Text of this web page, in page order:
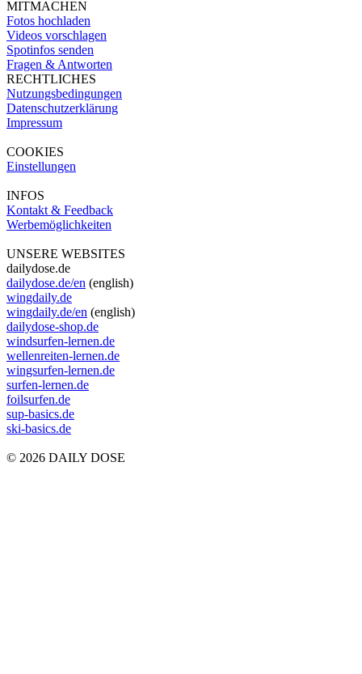
MITMACHEN
Fotos hochladen
Videos vorschlagen
Spotinfos senden
Fragen & Antworten
RECHTLICHES
Nutzungsbedingungen
Datenschutzerklärung
Impressum
COOKIES
Einstellungen
INFOS
Kontakt & Feedback
Werbemöglichkeiten
UNSERE WEBSITES
dailydose.de
dailydose.de/en (english)
wingdaily.de
wingdaily.de/en (english)
dailydose-shop.de
windsurfen-lernen.de
wellenreiten-lernen.de
wingsurfen-lernen.de
surfen-lernen.de
foilsurfen.de
sup-basics.de
ski-basics.de
© 2026 DAILY DOSE